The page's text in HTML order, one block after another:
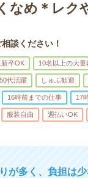
なめ＊レク
談ください！
卒OK 10名以上の大量
代活躍 しゅふ歓迎
16時前までの仕事 17
服装自由 週払いOK
が多く、負担は少